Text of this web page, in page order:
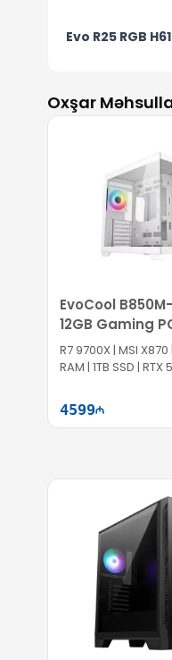
Evo R25 RGB
Oxşar
EvoCool
12GB Gaming
R7 9700X | MSI X870
RAM | 1TB SSD | RTX
4599